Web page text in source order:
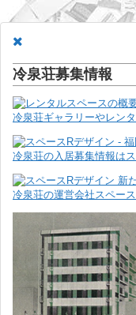
冷泉荘募集情報
冷泉荘ギャラリーやレン
冷泉荘の入居募集情報は
冷泉荘の運営会社スペー